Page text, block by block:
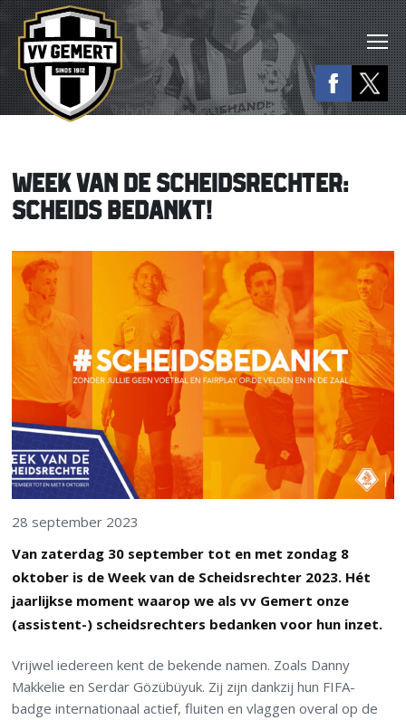
WEEK VAN DE SCHEIDSRECHTER:
SCHEIDS BEDANKT!
28 september 2023
Van zaterdag 30 september tot en met zondag 8
oktober is de Week van de Scheidsrechter 2023. Hét
jaarlijkse moment waarop we als vv Gemert onze
(assistent-) scheidsrechters bedanken voor hun inzet.
Vrijwel iedereen kent de bekende namen. Zoals Danny
Makkelie en Serdar Gözübüyuk. Zij zijn dankzij hun FIFA-
badge internationaal actief, fluiten en vlaggen overal op de